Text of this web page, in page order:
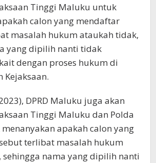
Tinggi Maluku untuk
calon yang mendaftar
masalah hukum ataukah tidak,
yang dipilih nanti tidak
dengan proses hukum di
Kejaksaan.
DPRD Maluku juga akan
Tinggi Maluku dan Polda
apakah calon yang
terlibat masalah hukum
nama yang dipilih nanti